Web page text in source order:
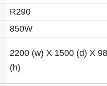
R290
850W
2200 (w) X 1500 (d) X
(h)